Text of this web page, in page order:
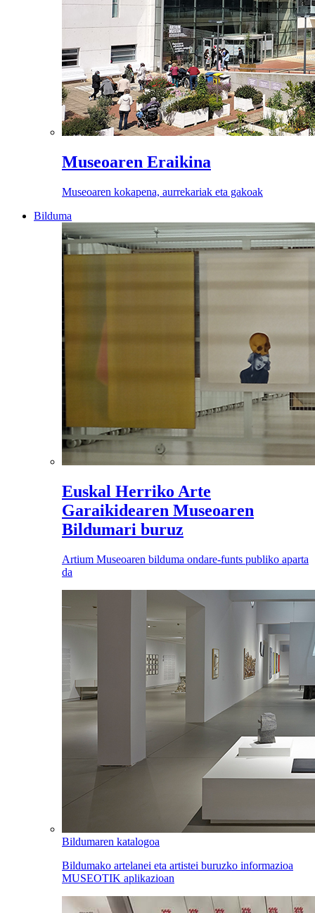
Museoaren Eraikina
Museoaren kokapena, aurrekariak eta gakoak
Bilduma
Euskal Herriko Arte
Garaikidearen Museoaren
Bildumari buruz
Artium Museoaren bilduma ondare-funts publiko aparta
da
Bildumaren katalogoa
Bildumako artelanei eta artistei buruzko informazioa
MUSEOTIK aplikazioan